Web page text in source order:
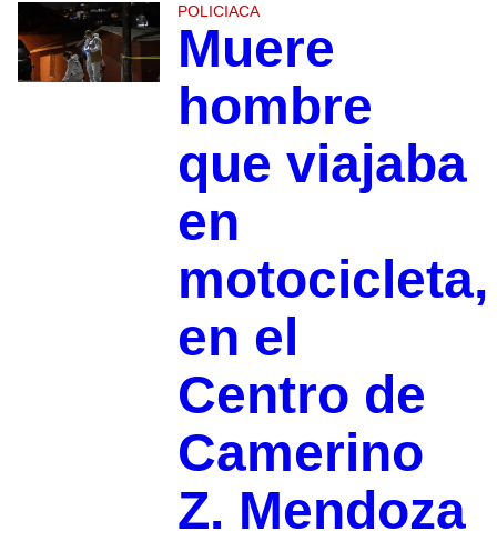
POLICIACA
Muere
hombre
que viajaba
en
motocicleta,
en el
Centro de
Camerino
Z. Mendoza